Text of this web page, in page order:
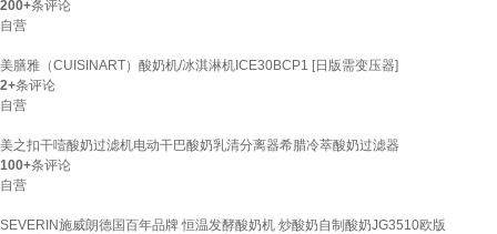
200+条评论
自营
美膳雅（CUISINART）酸奶机/冰淇淋机ICE30BCP1 [日版需变压器]
2+条评论
自营
美之扣干噎酸奶过滤机电动干巴酸奶乳清分离器希腊冷萃酸奶过滤器
100+条评论
自营
SEVERIN施威朗德国百年品牌 恒温发酵酸奶机 炒酸奶自制酸奶JG3510欧版